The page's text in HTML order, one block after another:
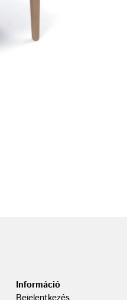
Információ